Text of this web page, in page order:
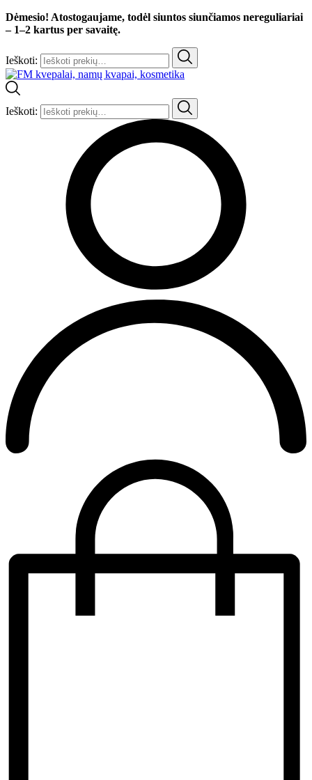
Dėmesio! Atostogaujame, todėl siuntos siunčiamos nereguliariai
– 1–2 kartus per savaitę.
Ieškoti:
Ieškoti: